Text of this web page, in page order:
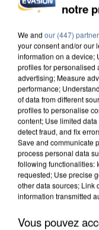
APRÈS TOUTES
notre
We and our (447)
your consent and/or our
information on a device;
profiles for personalised
advertising; Measure
performance;
of data from different
profiles to personalise
content; Use limited
detect fraud, and fix
Save and communicate
process personal data
following functionalities:
requested; Use precise
other data sources; Link
information transmitted
Vous pouvez